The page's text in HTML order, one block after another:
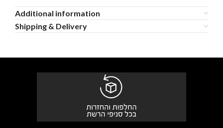
Additional information
Shipping & Delivery